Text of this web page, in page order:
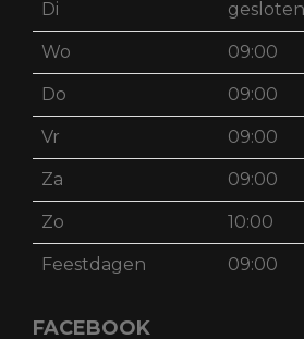
OPENINGSTIJDEN
Ma 09:00
Di gesloten
Wo 09:00
Do 09:00
Vr